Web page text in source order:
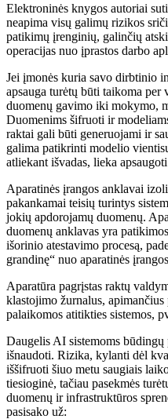
Elektroninės knygos autoriai
neapima visų galimų rizikos
patikimų įrenginių, galinčių
operacijas nuo įprastos darbo
Jei įmonės kuria savo dirbtinio
apsauga turėtų būti taikoma
duomenų gavimo iki mokymo,
Duomenims šifruoti ir
raktai gali būti generuojami ir
galima patikrinti modelio
atliekant išvadas, lieka
Aparatinės įrangos anklavai
pakankamai teisių turintys
jokių apdorojamų duomenų.
duomenų anklavas yra
išorinio atestavimo procesą,
grandinę“ nuo aparatinės
Aparatūra pagrįstas raktų
klastojimo žurnalus,
palaikomos atitikties sistemos,
Daugelis AI sistemoms
išnaudoti. Rizika, kylanti dėl
iššifruoti šiuo metu saugiais
tiesioginė, tačiau pasekmės
duomenų ir infrastruktūros
pasisako už: